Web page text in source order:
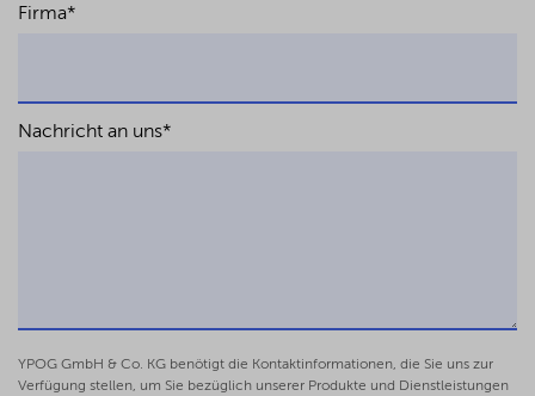
Firma*
Nachricht an uns*
YPOG GmbH & Co. KG benötigt die Kontaktinformationen, die Sie uns zur
Verfügung stellen, um Sie bezüglich unserer Produkte und Dienstleistungen